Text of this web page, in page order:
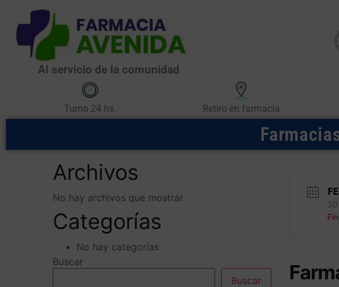
Al servicio de la comunidad
Turno 24 hs. Retiro en farmacia
Archivos
No hay archivos que mostrar.
Categorías
No hay categorías
Buscar
Buscar